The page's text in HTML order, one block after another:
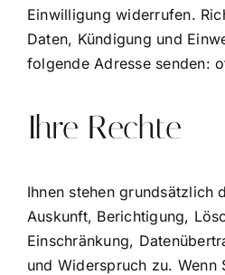
Einwilligung widerrufen.
Daten, Kündigung und
folgende Adresse senden:
Ihre Rechte
Ihnen stehen grundsätzlich
Auskunft, Berichtigung,
Einschränkung,
und Widerspruch zu. Wenn